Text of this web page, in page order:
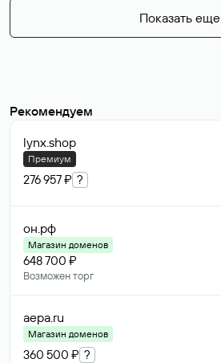
Показать еще
Рекомендуем
lynx.shop
Премиум
276 957 ₽ ?
он.рф
Магазин доменов
648 700 ₽
Возможен торг
aepa.ru
Магазин доменов
360 500 ₽ ?